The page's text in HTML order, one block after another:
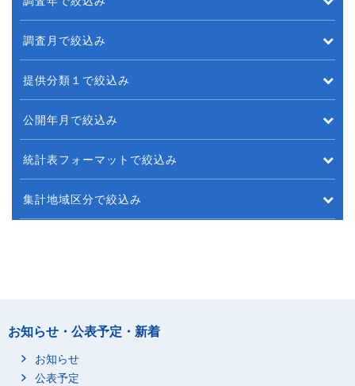
調査月で絞込み
提供分類１で絞込み
公開年月で絞込み
統計表フォーマットで絞込み
集計地域区分で絞込み
お知らせ・公表予定・新着
お知らせ
公表予定